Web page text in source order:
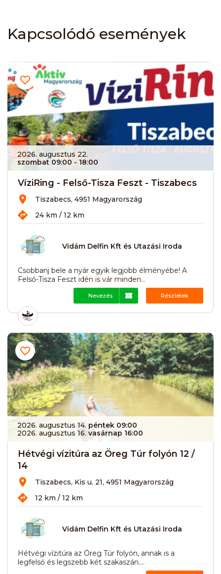
Kapcsolódó események
2026. augusztus 22.
szombat 09:00 - 18:00
VíziRing - Felső-Tisza Feszt - Tiszabecs
Tiszabecs, 4951 Magyarország
24 km / 12 km
Vidám Delfin Kft és Utazási Iroda
Csobbanj bele a nyár egyik legjobb élményébe! A
Felső-Tisza Feszt idén is vár minden...
Nevezés Részletek
2026. augusztus 14. péntek 09:00
2026. augusztus 16. vasárnap 16:00
Hétvégi vízitúra az Öreg Túr folyón 12 /
14
Tiszabecs, Kis u. 21, 4951 Magyarország
12 km / 12 km
Vidám Delfin Kft és Utazási Iroda
Hétvégi vízitúra az Öreg Túr folyón, annak is a
legfelső és legszebb két szakaszán....